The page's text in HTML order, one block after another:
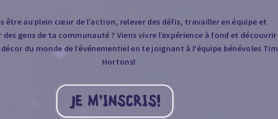
être au plein cœur de l’action, relever des défis, travailler en équipe et
gens de ta communauté ? Viens vivre l’expérience à fond et découvrir
décor du monde de l’événementiel en te joignant à l'équipe bénévoles Tim
Hortons!
JE M'INSCRIS!